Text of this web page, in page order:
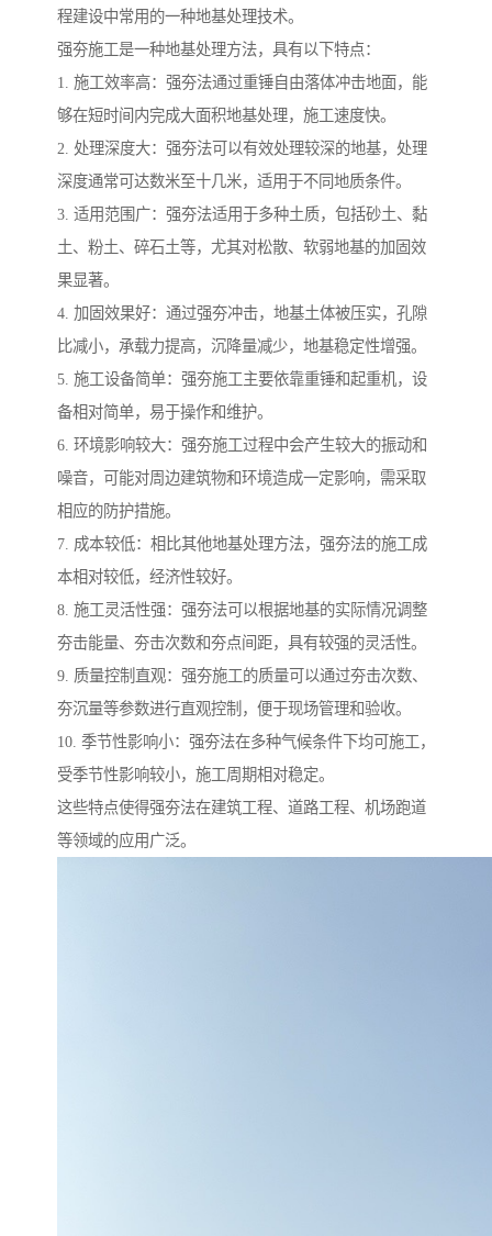
程建设中常用的一种地基处理技术。
强夯施工是一种地基处理方法，具有以下特点：
1. 施工效率高：强夯法通过重锤自由落体冲击地面，能
够在短时间内完成大面积地基处理，施工速度快。
2. 处理深度大：强夯法可以有效处理较深的地基，处理
深度通常可达数米至十几米，适用于不同地质条件。
3. 适用范围广：强夯法适用于多种土质，包括砂土、黏
土、粉土、碎石土等，尤其对松散、软弱地基的加固效
果显著。
4. 加固效果好：通过强夯冲击，地基土体被压实，孔隙
比减小，承载力提高，沉降量减少，地基稳定性增强。
5. 施工设备简单：强夯施工主要依靠重锤和起重机，设
备相对简单，易于操作和维护。
6. 环境影响较大：强夯施工过程中会产生较大的振动和
噪音，可能对周边建筑物和环境造成一定影响，需采取
相应的防护措施。
7. 成本较低：相比其他地基处理方法，强夯法的施工成
本相对较低，经济性较好。
8. 施工灵活性强：强夯法可以根据地基的实际情况调整
夯击能量、夯击次数和夯点间距，具有较强的灵活性。
9. 质量控制直观：强夯施工的质量可以通过夯击次数、
夯沉量等参数进行直观控制，便于现场管理和验收。
10. 季节性影响小：强夯法在多种气候条件下均可施工，
受季节性影响较小，施工周期相对稳定。
这些特点使得强夯法在建筑工程、道路工程、机场跑道
等领域的应用广泛。